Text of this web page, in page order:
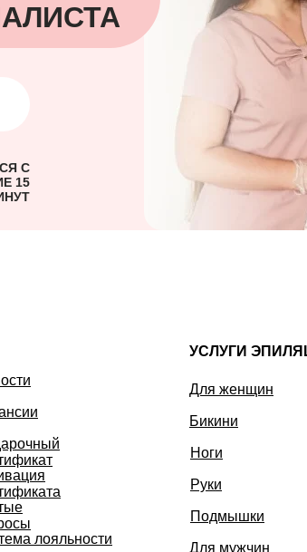
С
15
УСЛУГИ
Для женщин
Для мужчин
лояльности
Бикини
Ноги
Руки
Подмышки